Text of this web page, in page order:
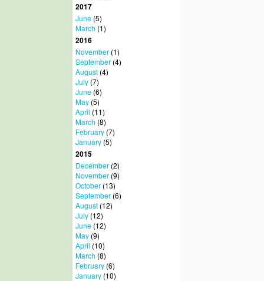
2017
June(5)
March (1)
2016
November(1)
September(4)
August(4)
July(7)
June(6)
May(5)
April (11)
March (8)
February(7)
January(5)
2015
December(2)
November(9)
October(13)
September(6)
August(12)
July(12)
June(12)
May(9)
April (10)
March (8)
February(6)
January(10)